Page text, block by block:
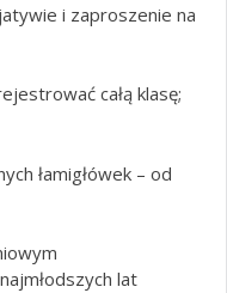
i zaproszenie na
całą klasę;
łamigłówek – od
lat